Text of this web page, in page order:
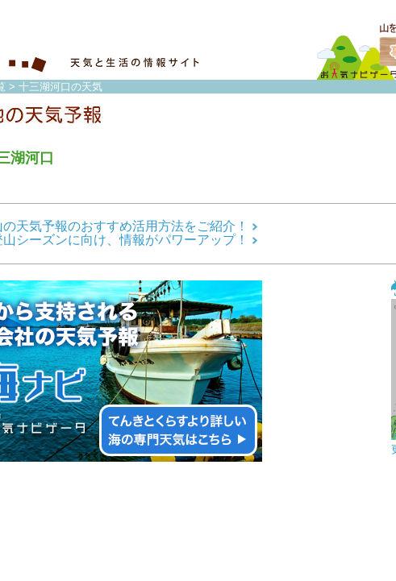
> 十三湖河口の天気
湖河口
天気予報のおすすめ活用方法をご紹介！
シーズンに向け、情報がパワーアップ！